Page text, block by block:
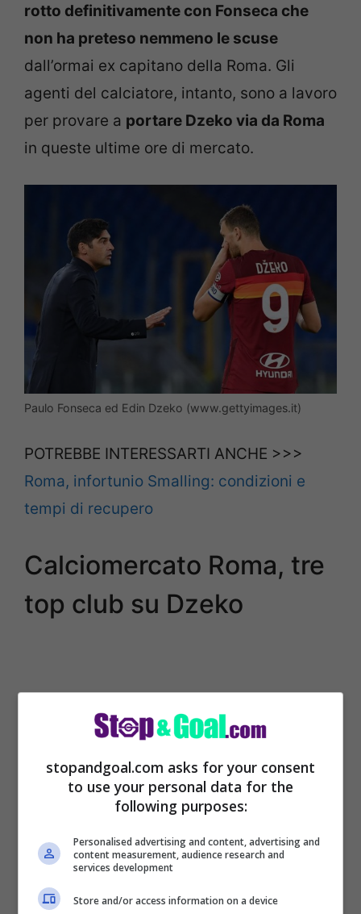
rotto definitivamente con Fonseca che
non ha preteso nemmeno le scuse
dall’ormai ex capitano della Roma. Gli
agenti del calciatore, intanto, sono a lavoro
per provare a portare Dzeko via da Roma
in queste ultime ore di mercato.
Paulo Fonseca ed Edin Dzeko (www.gettyimages.it)
POTREBBE INTERESSARTI ANCHE >>>
Roma, infortunio Smalling: condizioni e
tempi di recupero
Calciomercato Roma, tre
top club su Dzeko
LaRoma prova a vendere Edin Dzeko
entro le ore 20:00. Sono tre i club che
stopandgoal.com asks for your consent
to use your personal data for the
following purposes:
Personalised advertising and content, advertising and
content measurement, audience research and
services development
Store and/or access information on a device